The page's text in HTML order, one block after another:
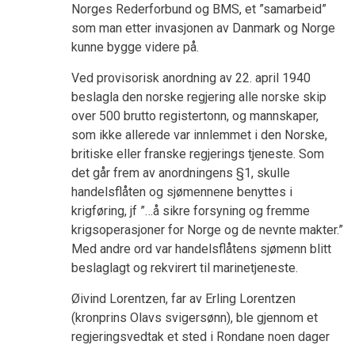
Norges Rederforbund og BMS, et ”samarbeid”
som man etter invasjonen av Danmark og Norge
kunne bygge videre på.
Ved provisorisk anordning av 22. april 1940
beslagla den norske regjering alle norske skip
over 500 brutto registertonn, og mannskaper,
som ikke allerede var innlemmet i den Norske,
britiske eller franske regjerings tjeneste. Som
det går frem av anordningens §1, skulle
handelsflåten og sjømennene benyttes i
krigføring, jf ”…å sikre forsyning og fremme
krigsoperasjoner for Norge og de nevnte makter.”
Med andre ord var handelsflåtens sjømenn blitt
beslaglagt og rekvirert til marinetjeneste.
Øivind Lorentzen, far av Erling Lorentzen
(kronprins Olavs svigersønn), ble gjennom et
regjeringsvedtak et sted i Rondane noen dager